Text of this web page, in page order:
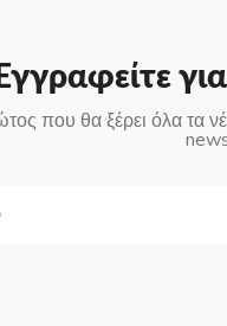
που θα ξέρει όλα τα